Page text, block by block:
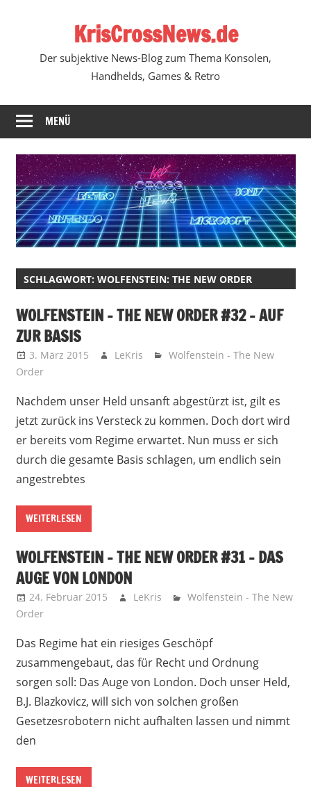
KrisCrossNews.de
Der subjektive News-Blog zum Thema Konsolen,
Handhelds, Games & Retro
MENÜ
SCHLAGWORT: WOLFENSTEIN: THE NEW ORDER
WOLFENSTEIN – THE NEW ORDER #32 – AUF
ZUR BASIS
3. März 2015 LeKris
Wolfenstein - The New
Order
Nachdem unser Held unsanft abgestürzt ist, gilt es
jetzt zurück ins Versteck zu kommen. Doch dort wird
er bereits vom Regime erwartet. Nun muss er sich
durch die gesamte Basis schlagen, um endlich sein
angestrebtes
WEITERLESEN
WOLFENSTEIN – THE NEW ORDER #31 – DAS
AUGE VON LONDON
24. Februar 2015 LeKris
Wolfenstein - The New
Order
Das Regime hat ein riesiges Geschöpf
zusammengebaut, das für Recht und Ordnung
sorgen soll: Das Auge von London. Doch unser Held,
B.J. Blazkovicz, will sich von solchen großen
Gesetzesrobotern nicht aufhalten lassen und nimmt
den
WEITERLESEN